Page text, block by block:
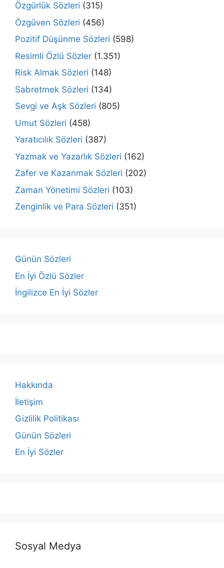
Özgürlük Sözleri (315)
Özgüven Sözleri (456)
Pozitif Düşünme Sözleri (598)
Resimli Özlü Sözler (1.351)
Risk Almak Sözleri (148)
Sabretmek Sözleri (134)
Sevgi ve Aşk Sözleri (805)
Umut Sözleri (458)
Yaratıcılık Sözleri (387)
Yazmak ve Yazarlık Sözleri (162)
Zafer ve Kazanmak Sözleri (202)
Zaman Yönetimi Sözleri (103)
Zenginlik ve Para Sözleri (351)
Günün Sözleri
En İyi Özlü Sözler
İngilizce En İyi Sözler
Hakkında
İletişim
Gizlilik Politikası
Günün Sözleri
En İyi Sözler
Sosyal Medya